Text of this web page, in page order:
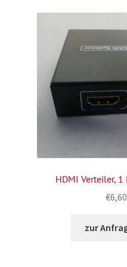
HDMI Verteiler,
€6,60
zur